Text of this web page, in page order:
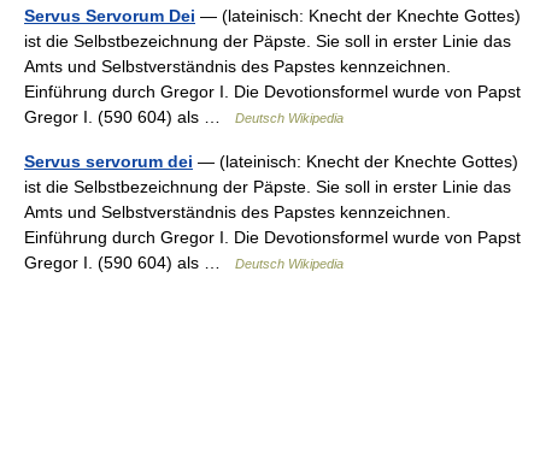
Servus Servorum Dei — (lateinisch: Knecht der Knechte Gottes)
ist die Selbstbezeichnung der Päpste. Sie soll in erster Linie das
Amts und Selbstverständnis des Papstes kennzeichnen.
Einführung durch Gregor I. Die Devotionsformel wurde von Papst
Gregor I. (590 604) als …
Deutsch Wikipedia
Servus servorum dei — (lateinisch: Knecht der Knechte Gottes)
ist die Selbstbezeichnung der Päpste. Sie soll in erster Linie das
Amts und Selbstverständnis des Papstes kennzeichnen.
Einführung durch Gregor I. Die Devotionsformel wurde von Papst
Gregor I. (590 604) als …
Deutsch Wikipedia